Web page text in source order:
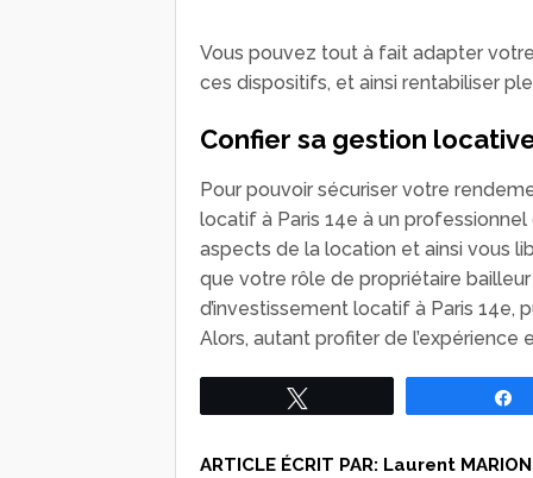
Vous pouvez tout à fait adapter
ces dispositifs, et ainsi rentabiliser
Confier sa gestion
Pour pouvoir sécuriser votre
locatif à Paris 14e à un
aspects de la location et ainsi vous
que votre rôle de propriétaire
d’investissement locatif à Paris
Alors, autant profiter de l’expérience
ARTICLE ÉCRIT PAR: Laurent MARION